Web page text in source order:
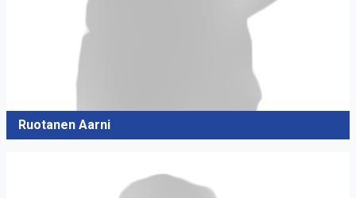
Ruotanen Aarni